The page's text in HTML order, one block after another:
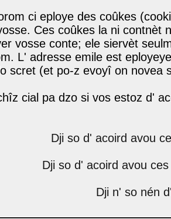
ci eploye des coûkes
Ces coûkes la ni contnèt
vosse conte; ele siervèt
L' adresse emile est
scret (et po-z evoyî on novea
cial pa dzo si vos estoz d'
Dji so d' acoird avou
Dji so d' acoird avou
Dji n' so nén